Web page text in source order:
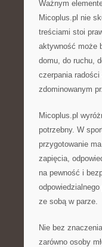
Ważnym
Micoplus.pl nie
treściami stoi
aktywność może
domu, do ruchu,
czerpania
zdominowanym
Micoplus.pl
potrzebny. W
przygotowanie
zapięcia,
na pewność i
ze sobą w parze.
Nie bez
zarówno osoby